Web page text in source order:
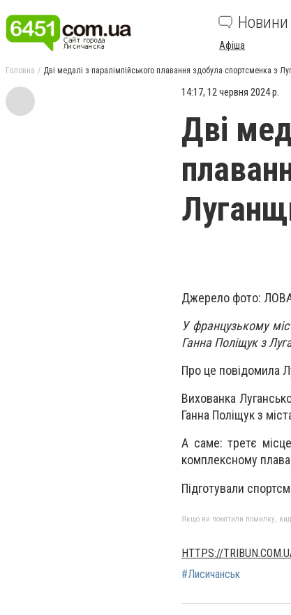
Новини
Афіша
Головна Дві медалі з паралімпійського плавання здобула спортсменка з
14:17, 12 червня 2024 р.
Дві
Джерело фото:
У французькому
Ганна Поліщук з
Про це повідомила
Вихованка
Ганна Поліщук з
А саме: третє
комплексному
Підготували
Якщо ви помітили помилку,
HTTPS://
#Лисичанськ